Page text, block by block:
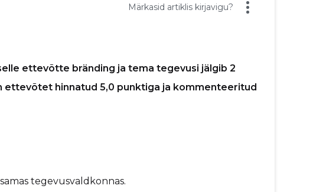
Märkasid artiklis kirjavigu?
ettevõtte bränding ja tema tegevusi jälgib 2
ettevõtet hinnatud 5,0 punktiga ja kommenteeritud
tegevusvaldkonnas.